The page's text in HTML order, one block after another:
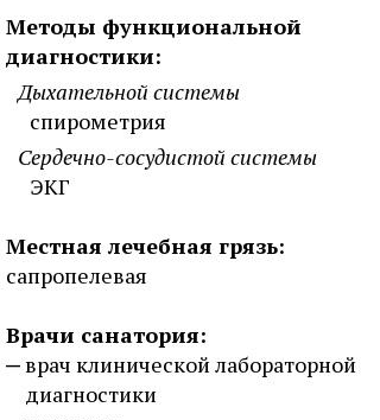
Методы функциональной
диагностики:
Дыхательной системы
спирометрия
Сердечно-сосудистой системы
ЭКГ
Местная лечебная грязь:
сапропелевая
Врачи санатория:
врач клинической лабораторной
диагностики